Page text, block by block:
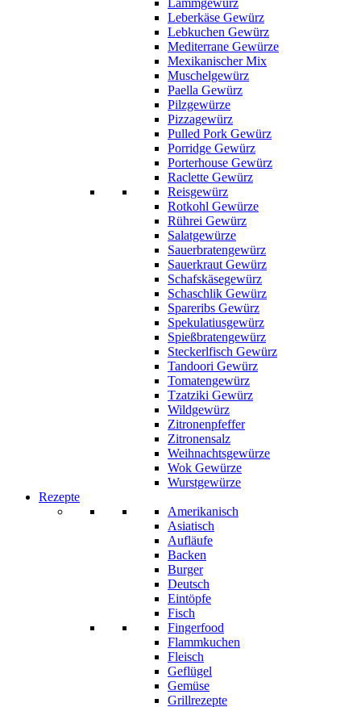
Lammgewürz
Leberkäse Gewürz
Lebkuchen Gewürz
Mediterrane Gewürze
Mexikanischer Mix
Muschelgewürz
Paella Gewürz
Pilzgewürze
Pizzagewürz
Pulled Pork Gewürz
Porridge Gewürz
Porterhouse Gewürz
Raclette Gewürz
Reisgewürz
Rotkohl Gewürze
Rührei Gewürz
Salatgewürze
Sauerbratengewürz
Sauerkraut Gewürz
Schafskäsegewürz
Schaschlik Gewürz
Spareribs Gewürz
Spekulatiusgewürz
Spießbratengewürz
Steckerlfisch Gewürz
Tandoori Gewürz
Tomatengewürz
Tzatziki Gewürz
Wildgewürz
Zitronenpfeffer
Zitronensalz
Weihnachtsgewürze
Wok Gewürze
Wurstgewürze
Rezepte
Amerikanisch
Asiatisch
Aufläufe
Backen
Burger
Deutsch
Eintöpfe
Fisch
Fingerfood
Flammkuchen
Fleisch
Geflügel
Gemüse
Grillrezepte